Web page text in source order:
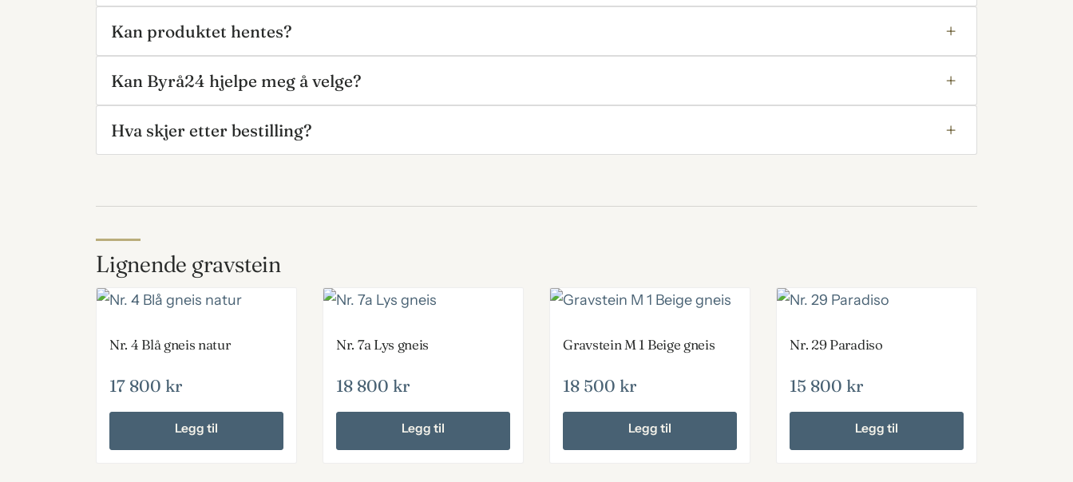
Kan produktet hentes?
Kan Byrå24 hjelpe meg å velge?
Hva skjer etter bestilling?
Lignende gravstein
Nr. 4 Blå gneis natur
17 800 kr
Legg til
Nr. 7a Lys gneis
18 800 kr
Legg til
Gravstein M 1 Beige gneis
18 500 kr
Legg til
Nr. 29 Paradiso
15 800 kr
Legg til